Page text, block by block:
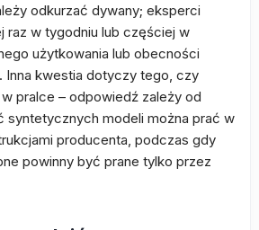
odkurzać dywany; eksperci
raz w tygodniu lub częściej w
użytkowania lub obecności
Inna kwestia dotyczy tego, czy
pralce – odpowiedź zależy od
syntetycznych modeli można prać w
producenta, podczas gdy
powinny być prane tylko przez